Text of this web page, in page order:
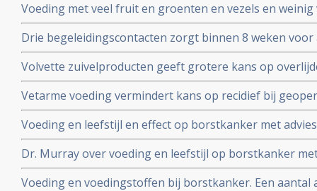
Voeding met veel fruit en groenten en vezels en
tientallen procenten (tot 54%) van patienten die
Drie begeleidingscontacten zorgt binnen 8 weken
gezondheid en sterk verbeterde bloedwaarden bij
Volvette zuivelproducten geeft grotere kans op
vergelijking met minder vette zuivelproducten of
Vetarme voeding vermindert kans op recidief bij
met 24 procent t.o.v. standaard voeding. Vooral
borstkanker profiteerden het meest.
Voeding en leefstijl en effect op borstkanker met
Murray.
Dr. Murray over voeding en leefstijl op borstkanker
voornamelijk engelstalig
Voeding en voedingstoffen bij borstkanker. Een aantal